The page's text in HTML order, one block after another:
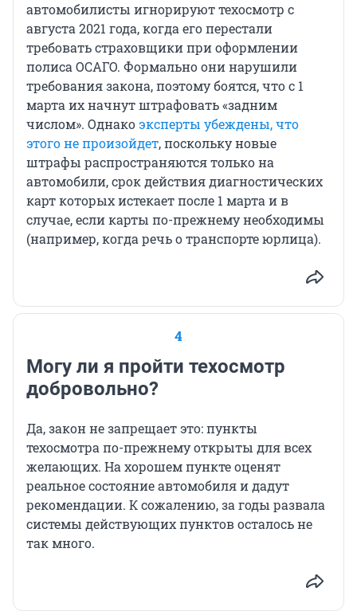
автомобилисты игнорируют техосмотр с
августа 2021 года, когда его перестали
требовать страховщики при оформлении
полиса ОСАГО. Формально они нарушили
требования закона, поэтому боятся, что с 1
марта их начнут штрафовать «задним
числом». Однакоэксперты убеждены, что
этого не произойдет, поскольку новые
штрафы распространяются только на
автомобили, срок действия диагностических
карт которых истекает после 1 марта и в
случае, если карты по-прежнему необходимы
(например, когда речь о транспорте юрлица).
4
Могу ли я пройти техосмотр
добровольно?
Да, закон не запрещает это: пункты
техосмотра по-прежнему открыты для всех
желающих. На хорошем пункте оценят
реальное состояние автомобиля и дадут
рекомендации. К сожалению, за годы развала
системы действующих пунктов осталось не
так много.